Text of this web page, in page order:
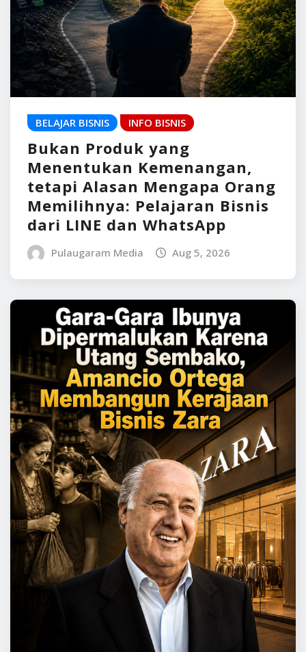
BELAJAR BISNIS INFO BISNIS
Bukan Produk yang
Menentukan Kemenangan,
tetapi Alasan Mengapa Orang
Memilihnya: Pelajaran Bisnis
dari LINE dan WhatsApp
Pulaugaram Media Aug 5, 2026